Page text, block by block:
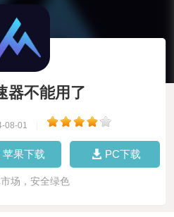
器不能用了
08-01
苹果下载 PC下载
场，安全绿色